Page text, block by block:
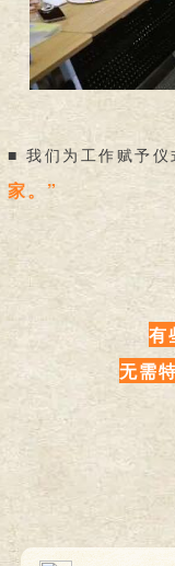
■ 我们为工作赋予仪
家。”
有
无需